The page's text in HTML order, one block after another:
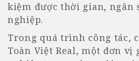
kiệm được thời gian, ngân
nghiệp.
Trong quá trình công tác,
Toàn Việt Real, một đơn vị